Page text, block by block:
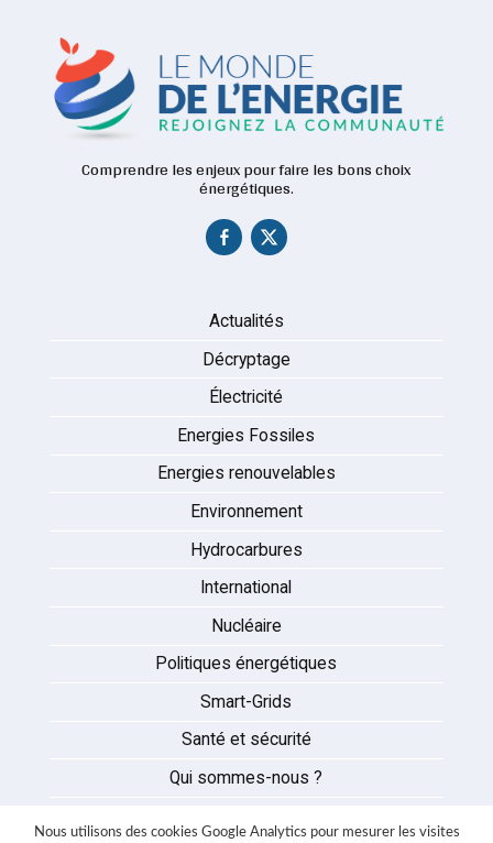
Comprendre les enjeux pour faire les bons choix
énergétiques.
Actualités
Décryptage
Électricité
Energies Fossiles
Energies renouvelables
Environnement
Hydrocarbures
International
Nucléaire
Politiques énergétiques
Smart-Grids
Santé et sécurité
Qui sommes-nous ?
Nous utilisons des cookies Google Analytics pour mesurer les visites